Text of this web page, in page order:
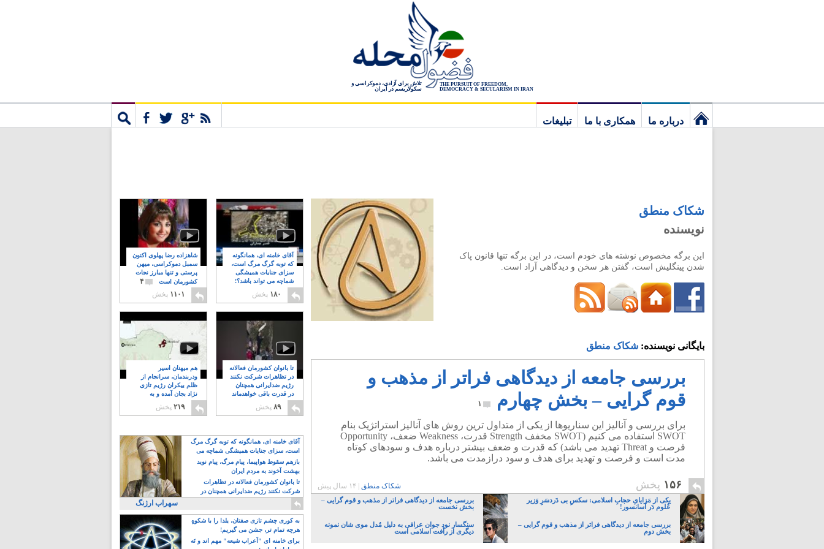
THE PURSUIT OF FREEDOM,
DEMOCRACY & SECULARISM IN IRAN
تلاش برای آزادی، دموکراسی و
سکولاریسم در ایران
درباره ما همکاری با ما
تبلیغات
شکاک منطق
نویسنده
این برگه مخصوص نوشته های خودم است، در این برگه تنها قانون پاک
شدن پینگلیش است، گفتن هر سخن و دیدگاهی آزاد است.
بایگانی نویسنده: شکاک منطق
بررسی جامعه از دیدگاهی فراتر از مذهب و
قوم گرایی – بخش چهارم
۱
برای بررسی و آنالیز این سناریوها از یکی از متداول ترین روش های آنالیز استراتژیک بنام
SWOT استفاده می کنیم (SWOT مخفف Strength قدرت، Weakness ضعف، Opportunity
فرصت و Threat تهدید می باشد) که قدرت و ضعف بیشتر درباره هدف و سودهای کوتاه
مدت است و فرصت و تهدید برای هدف و سود درازمدت می باشد.
۱۵۶ پخش شکاک منطق ۱۴ سال پیش
یکی از مَزایایِ حجابِ اسلامی: سکسِ بی دَردسَرِ وَزیر
عُلوم دَر آسانسور!
بررسی جامعه از دیدگاهی فراتر از مذهب و قوم گرایی –
بخش نخست
بررسی جامعه از دیدگاهی فراتر از مذهب و قوم گرایی –
بخش دوم
سنگسار نود جوان عراقی به دلیل مُدل موی شان نمونه
دیگری از رأفت اسلامی است
شاهزاده رضا پهلوی اکنون
سمبل دموکراسی، میهن
پرستی و تنها مبارز نجات
کشورمان است
۴
۱۱۰۱ پخش
آقای خامنه ای، همانگونه
که توبه گرگ مرگ است،
سزای جنایات همیشگی
شماچه می تواند باشد؟!
۸
۱۸۰ پخش
هم میهنان اسیر
ودربندمان، سرانجام از
ظلم بیکران رژیم تازی
نژاد بجان آمده و به
۲۱۹ پخش
تا بانوان کشورمان فعالانه
در تظاهرات شرکت نکنند
رژیم ضدایرانی همچنان
در قدرت باقی خواهدماند
۸
۸۹ پخش
آقای خامنه ای، همانگونه که توبه گرگ مرگ
است، سزای جنایات همیشگی شماچه می
تواند باشد؟!
بازهم سقوط هواپیما، پیام مرگ، پیام نوید
بهشت آخوند به مردم ایران
تا بانوان کشورمان فعالانه در تظاهرات
شرکت نکنند رژیم ضدایرانی همچنان در
قدرت باقی خواهدماند
سهراب ارژنگ
به کوری چشم تازی صفتان، یلدا را با شکوهِ
هرچه تمام تر، جشن می گیریم!
برای خامنه ای "اَعراب شیعه" مهم اند و نَه